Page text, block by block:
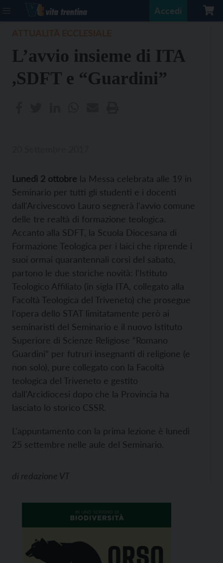
Accedi
L’avvio insieme di ITA
,SDFT e “Guardini”
Lunedì 2 ottobre la Messa celebrata alle 19 in
Seminario per tutti gli studenti e i docenti
dall'Arcivescovo Lauro segnerà l'avvio comune
delle tre realtà di formazione teologica.
Accanto alla SDFT, la Scuola Diocesana di
Formazione Teologica per i laici che riprende i
suoi ormai quarantennali corsi del sabato,
partono le due storiche novità: l'Istituto
Teologico Affiliato (in sigla ITA, collegato alla
Facoltà Teologica del Triveneto) che prosegue
l'opera dello STAT limitatamente però ai
seminaristi del Seminario e il nuovo Istituto
Superiore di Scienze Religiose “Romano
Guardini” per futruri insegnanti di religione (e
non solo), pure collegato con la Facoltà
teologica del Triveneto e gestito
dall'Arcidiocesi dopo che la Provincia ha
lasciato lo storico CSSR.
L'appuntamento con la prima lezione è lunedì
25 settembre nelle aule del Seminario.
di redazione VT